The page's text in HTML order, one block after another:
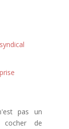
pas un
cocher de